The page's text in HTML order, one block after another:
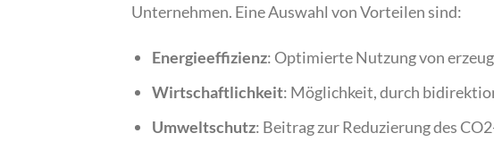
Unternehmen. Eine Auswahl von Vorteilen sind:
Energieeffizienz: Optimierte Nutzung von
Wirtschaftlichkeit: Möglichkeit, durch
Umweltschutz: Beitrag zur Reduzierung des